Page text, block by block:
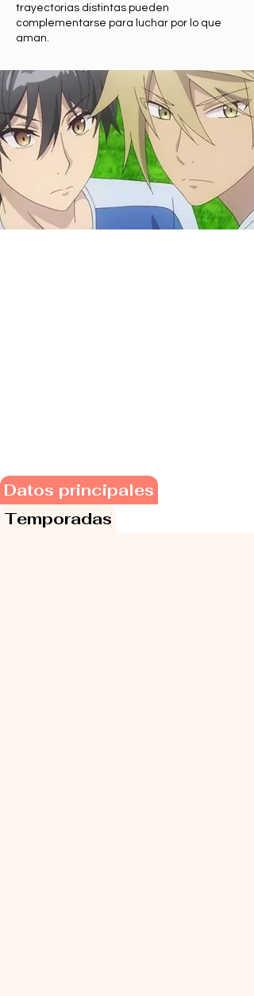
trayectorias distintas pueden
complementarse para luchar por lo que
aman.
Datos principales
Temporadas